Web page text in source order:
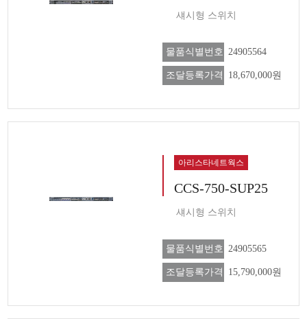
섀시형 스위치
물품식별번호 24905564
조달등록가격 18,670,000원
아리스타네트웍스
CCS-750-SUP25
섀시형 스위치
물품식별번호 24905565
조달등록가격 15,790,000원